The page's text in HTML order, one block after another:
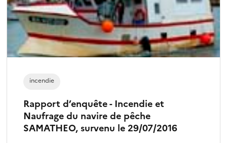
Rapport d’enquête - Incendie et
Naufrage du navire de pêche
SAMATHEO, survenu le 29/07/2016
incendie